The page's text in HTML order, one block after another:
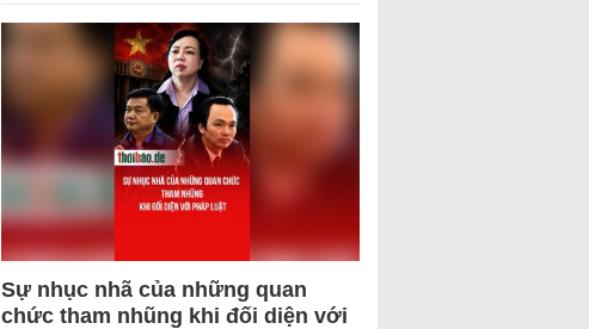
Sự nhục nhã của những quan
chức tham nhũng khi đối diện với